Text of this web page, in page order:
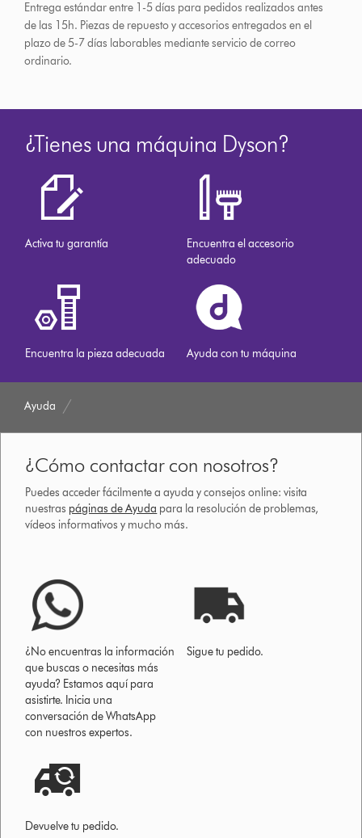
Entrega estándar entre 1-5 días para pedidos realizados antes
de las 15h. Piezas de repuesto y accesorios entregados en el
plazo de 5-7 días laborables mediante servicio de correo
ordinario.
¿Tienes una máquina Dyson?
Activa tu garantía
Encuentra el accesorio
adecuado
Encuentra la pieza adecuada Ayuda con tu máquina
Ayuda
¿Cómo contactar con nosotros?
Puedes acceder fácilmente a ayuda y consejos online: visita
nuestras páginas de Ayuda para la resolución de problemas,
vídeos informativos y mucho más.
¿No encuentras la información
que buscas o necesitas más
ayuda? Estamos aquí para
asistirte. Inicia una
conversación de WhatsApp
con nuestros expertos.
Sigue tu pedido.
Devuelve tu pedido.